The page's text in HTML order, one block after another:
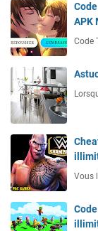
APK
Code
Vous